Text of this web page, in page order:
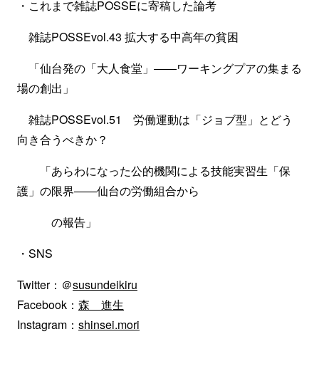
・これまで雑誌POSSEに寄稿した論考
雑誌POSSEvol.43 拡大する中高年の貧困
「仙台発の「大人食堂」――ワーキングプアの集まる
場の創出」
雑誌POSSEvol.51 労働運動は「ジョブ型」とどう
向き合うべきか？
「あらわになった公的機関による技能実習生「保
護」の限界――仙台の労働組合から
の報告」
・SNS
Twitter：＠susundeikiru
Facebook： 森 進生
Instagram： shinsei.mori